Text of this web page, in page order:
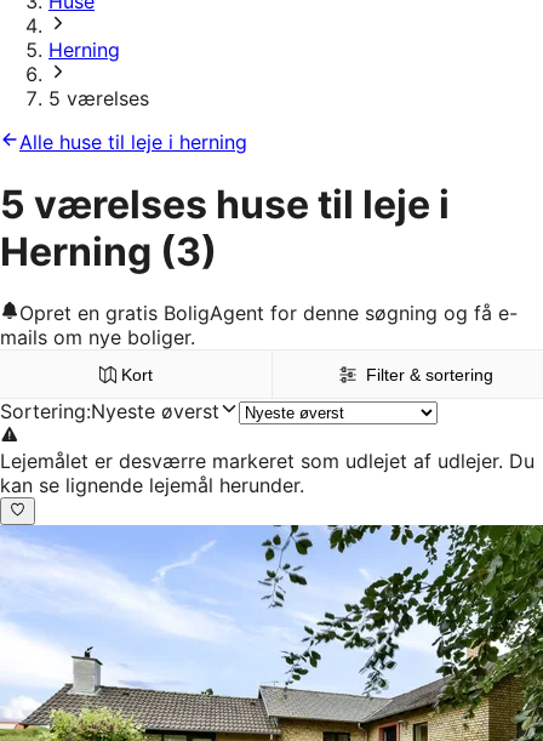
Herning
5 værelses
Alle huse til leje i herning
5 værelses huse til leje i
Herning (3)
Opret en gratis BoligAgent for denne søgning og få e-
mails om nye boliger.
Kort Filter & sortering
Sortering:Nyeste øverst
Lejemålet er desværre markeret som udlejet af udlejer. Du
kan se lignende lejemål herunder.